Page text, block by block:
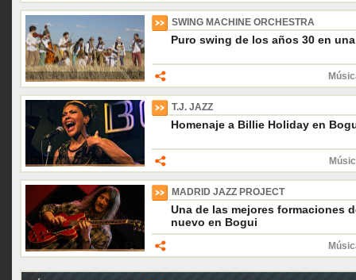
SWING MACHINE ORCHESTRA
Puro swing de los años 30 en
T.J. JAZZ
Homenaje a Billie Holiday en
MADRID JAZZ PROJECT
Una de las mejores formaciones
nuevo en Bogui